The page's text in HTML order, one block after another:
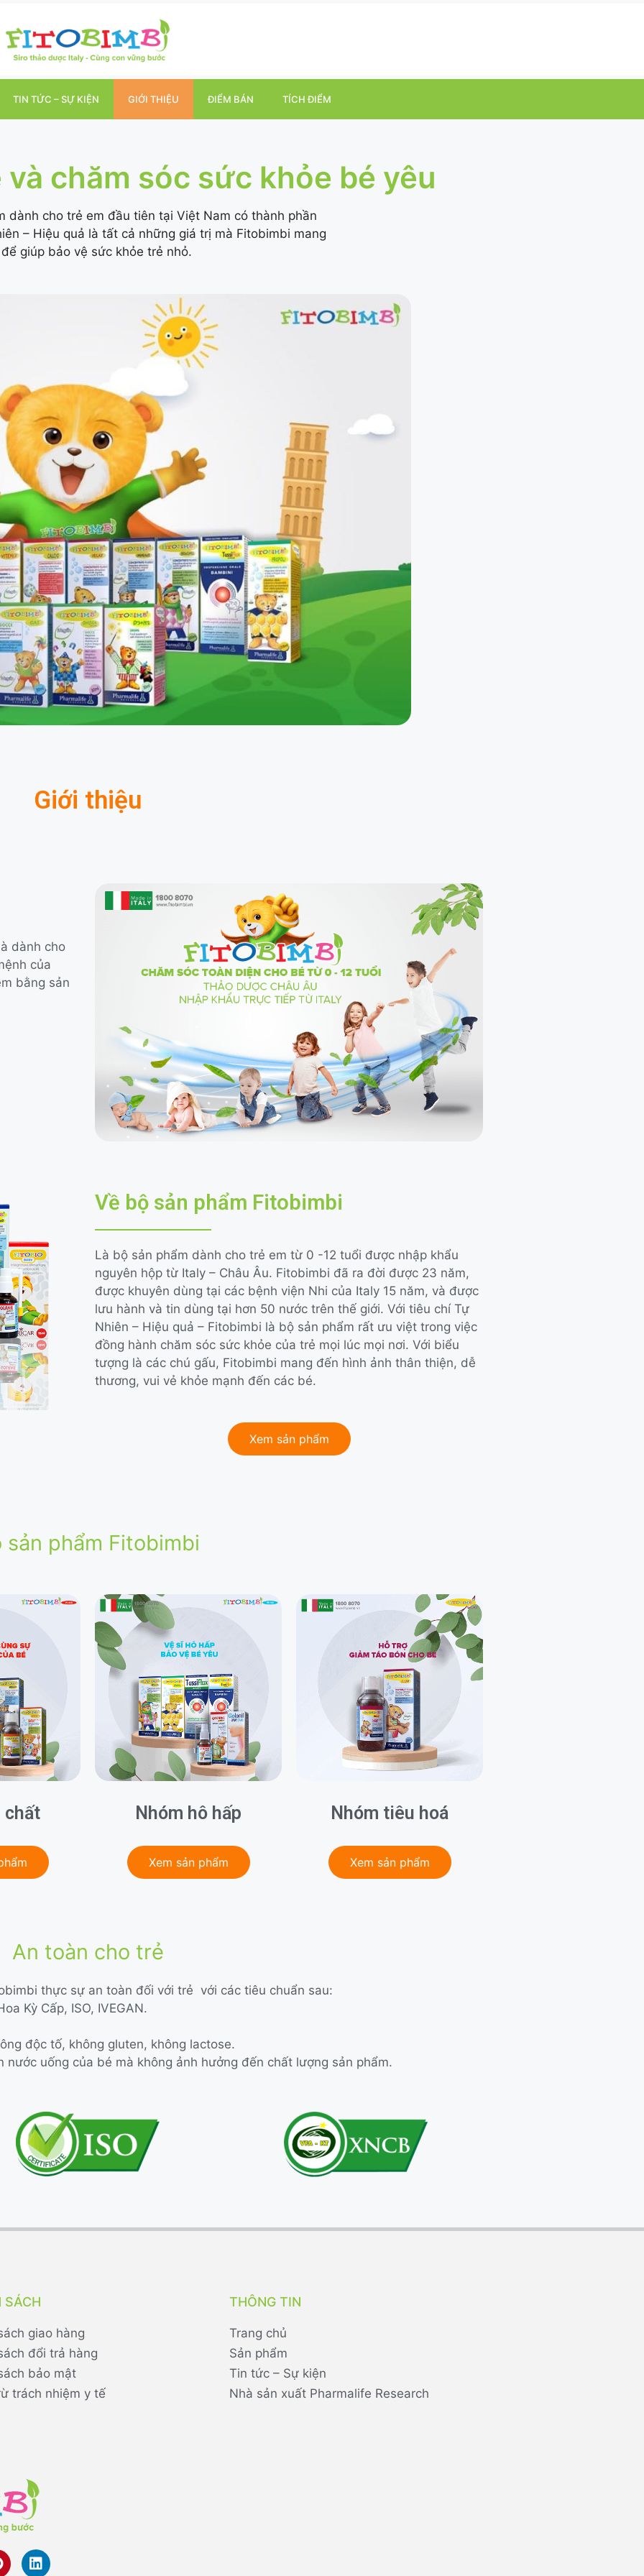
TIN TỨC – SỰ KIỆN GIỚI THIỆU ĐIỂM BÁN TÍCH ĐIỂM
chăm sóc sức khỏe bé yêu
dành cho trẻ em đầu tiên tại Việt Nam có thành phần
– Hiệu quả là tất cả những giá trị mà Fitobimbi mang
giúp bảo vệ sức khỏe trẻ nhỏ.
Giới thiệu
dành cho
của
bằng sản
Về bộ sản phẩm Fitobimbi
Là bộ sản phẩm dành cho trẻ em từ 0 -12 tuổi được nhập khẩu
nguyên hộp từ Italy – Châu Âu. Fitobimbi đã ra đời được 23 năm,
được khuyên dùng tại các bệnh viện Nhi của Italy 15 năm, và được
lưu hành và tin dùng tại hơn 50 nước trên thế giới. Với tiêu chí Tự
Nhiên – Hiệu quả – Fitobimbi là bộ sản phẩm rất ưu việt trong việc
đồng hành chăm sóc sức khỏe của trẻ mọi lúc mọi nơi. Với biểu
tượng là các chú gấu, Fitobimbi mang đến hình ảnh thân thiện, dễ
thương, vui vẻ khỏe mạnh đến các bé.
Xem sản phẩm
sản phẩm Fitobimbi
chất Nhóm hô hấp
Xem sản phẩm
Nhóm tiêu hoá
Xem sản phẩm
An toàn cho trẻ
thực sự an toàn đối với trẻ với các tiêu chuẩn sau:
Kỳ Cấp, ISO, IVEGAN.
độc tố, không gluten, không lactose.
uống của bé mà không ảnh hưởng đến chất lượng sản phẩm.
SÁCH
giao hàng
đổi trả hàng
bảo mật
trách nhiệm y tế
THÔNG TIN
Trang chủ
Sản phẩm
Tin tức – Sự kiện
Nhà sản xuất Pharmalife Research